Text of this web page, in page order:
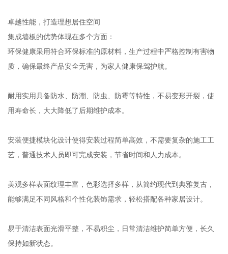
卓越性能，打造理想居住空间
集成墙板的优势体现在多个方面：
环保健康采用符合环保标准的原材料，生产过程中严格控制有害物
质，确保最终产品安全无害，为家人健康保驾护航。
耐用实用具备防水、防潮、防虫、防霉等特性，不易变形开裂，使
用寿命长，大大降低了后期维护成本。
安装便捷模块化设计使得安装过程简单高效，不需要复杂的施工工
艺，普通技术人员即可完成安装，节省时间和人力成本。
美观多样表面纹理丰富，色彩选择多样，从简约现代到典雅复古，
能够满足不同风格和个性化装饰需求，轻松搭配各种家居设计。
易于清洁表面光滑平整，不易积尘，日常清洁维护简单方便，长久
保持如新状态。